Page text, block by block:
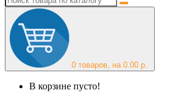
0 товаров, на 0.00 р.
В корзине пусто!